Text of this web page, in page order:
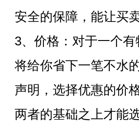
安全的保障，能让买
3、价格：对于一个
将给你省下一笔不水
声明，选择优惠的价
两者的基础之上才能选